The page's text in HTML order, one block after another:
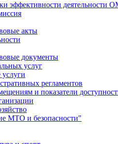
эффективности деятельности
акты
документы
услуг
услуги
регламентов
и показатели
МТО и безопасности"